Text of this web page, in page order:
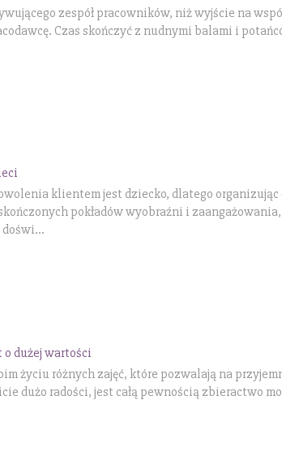
zespół pracowników, niż wyjście na
Czas skończyć z nudnymi balami i
klientem jest dziecko, dlatego
pokładów wyobraźni i
dużej wartości
życiu różnych zajęć, które pozwalają na
dużo radości, jest całą pewnością zbieractwo